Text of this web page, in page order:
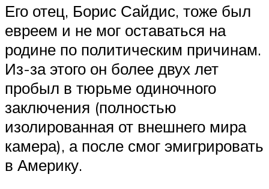
Его отец, Борис Сайдис, тоже был
евреем и не мог оставаться на
родине по политическим причинам.
Из-за этого он более двух лет
пробыл в тюрьме одиночного
заключения (полностью
изолированная от внешнего мира
камера), а после смог эмигрировать
в Америку.